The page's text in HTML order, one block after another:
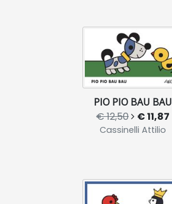
PIO PIO BAU BAU
€ 12,50 € 11,87
Cassinelli Attilio